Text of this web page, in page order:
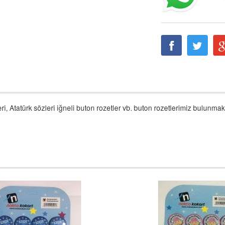
sözleri iğneli buton rozetler vb. buton rozetlerimiz